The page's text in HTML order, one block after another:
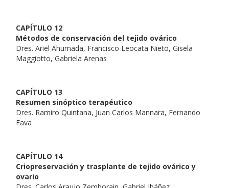
CAPÍTULO 12
Métodos de conservación del tejido ovárico
Dres. Ariel Ahumada, Francisco Leocata Nieto, Gisela
Maggiotto, Gabriela Arenas
CAPÍTULO 13
Resumen sinóptico terapéutico
Dres. Ramiro Quintana, Juan Carlos Mannara, Fernando
Fava
CAPÍTULO 14
Criopreservación y trasplante de tejido ovárico y
ovario